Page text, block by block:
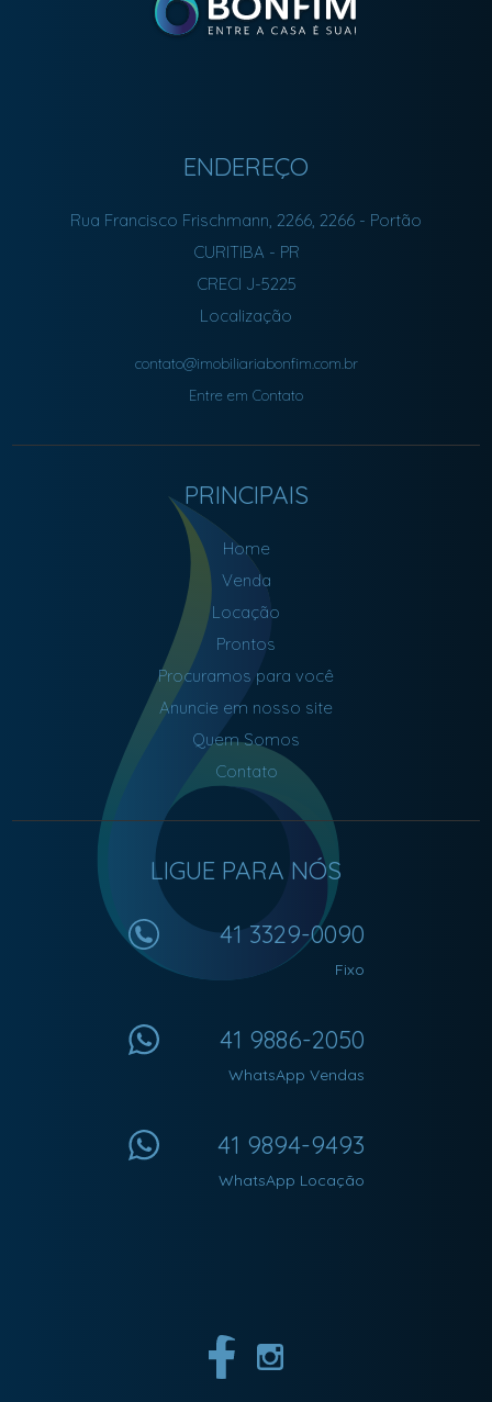
ENDEREÇO
Rua Francisco Frischmann, 2266, 2266 - Portão
CURITIBA - PR
CRECI J-5225
Localização
contato@imobiliariabonfim.com.br
Entre em Contato
PRINCIPAIS
Home
Venda
Locação
Prontos
Procuramos para você
Anuncie em nosso site
Quem Somos
Contato
LIGUE PARA NÓS
41 3329-0090
Fixo
41 9886-2050
WhatsApp Vendas
41 9894-9493
WhatsApp Locação